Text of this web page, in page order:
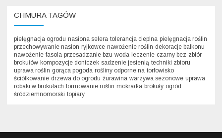
CHMURA TAGÓW
pielęgnacja ogrodu nasiona selera tolerancja cieplna pielęgnacja roślin
przechowywanie nasion ryjkowce nawożenie roślin dekoracje balkonu
nawożenie fasola przesadzanie bzu woda leczenie czarny bez zbiór
brokułów kompozycje doniczek sadzenie jesienią techniki zbioru
uprawa roślin gorąca pogoda rośliny odporne na torfowisko
ściółkowanie drzewa do ogrodu żurawina warzywa sezonowe uprawa
robaki w brokułach formowanie roślin mokradła brokuły ogród
śródziemnomorski topiary